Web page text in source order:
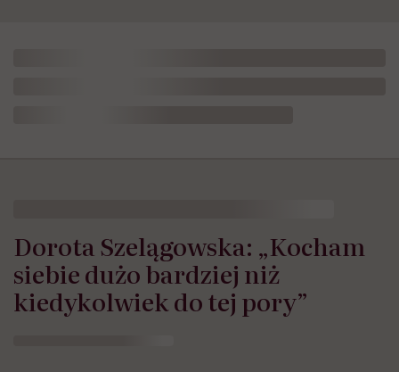
Dorota Szelągowska: „Kocham
siebie dużo bardziej niż
kiedykolwiek do tej pory”